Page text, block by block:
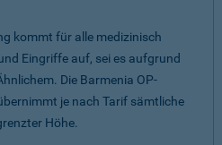
kommt für alle medizinisch
Eingriffe auf, sei es aufgrund
Die Barmenia OP-
je nach Tarif sämtliche
Höhe.